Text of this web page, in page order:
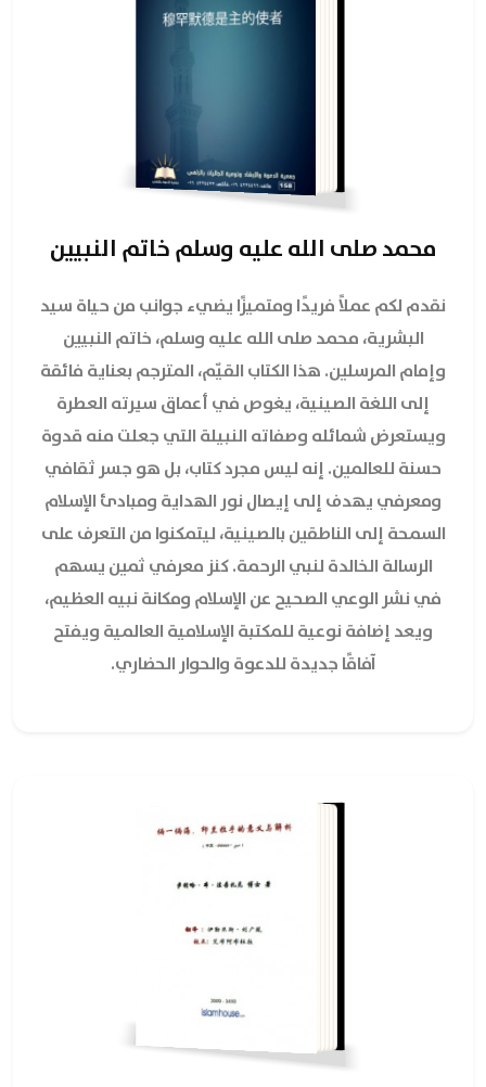
محمد صلى الله عليه وسلم خاتم النبيين
نقدم لكم عملاً فريدًا ومتميزًا يضيء جوانب من حياة سيد
البشرية، محمد صلى الله عليه وسلم، خاتم النبيين
وإمام المرسلين. هذا الكتاب القيّم، المترجم بعناية فائقة
إلى اللغة الصينية، يغوص في أعماق سيرته العطرة
ويستعرض شمائله وصفاته النبيلة التي جعلت منه قدوة
حسنة للعالمين. إنه ليس مجرد كتاب، بل هو جسر ثقافي
ومعرفي يهدف إلى إيصال نور الهداية ومبادئ الإسلام
السمحة إلى الناطقين بالصينية، ليتمكنوا من التعرف على
الرسالة الخالدة لنبي الرحمة. كنز معرفي ثمين يسهم
في نشر الوعي الصحيح عن الإسلام ومكانة نبيه العظيم،
ويعد إضافة نوعية للمكتبة الإسلامية العالمية ويفتح
آفاقًا جديدة للدعوة والحوار الحضاري.